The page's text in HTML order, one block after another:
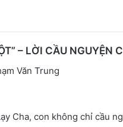
– LỜI CẦU NGUYỆN
Văn Trung
Cha, con không chỉ cầu